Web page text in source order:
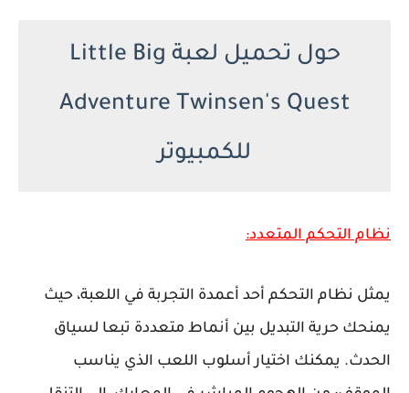
حول تحميل لعبة Little Big
Adventure Twinsen's Quest
للكمبيوتر
نظام التحكم المتعدد:
يمثل نظام التحكم أحد أعمدة التجربة في اللعبة، حيث
يمنحك حرية التبديل بين أنماط متعددة تبعا لسياق
الحدث. يمكنك اختيار أسلوب اللعب الذي يناسب